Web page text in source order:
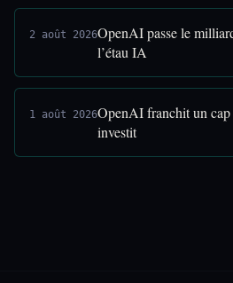
2 août 2026OpenAI passe le
l’étau IA
1 août 2026OpenAI franchit un
investit